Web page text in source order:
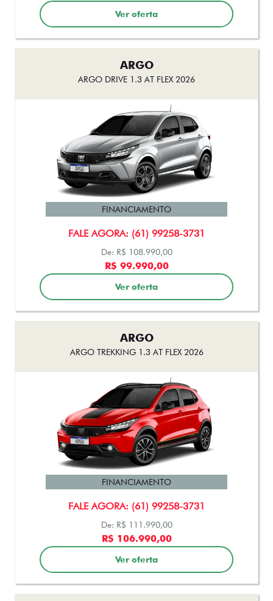
Ver oferta
ARGO
ARGO DRIVE 1.3 AT FLEX 2026
FALE AGORA: (61) 99258-3731
FINANCIAMENTO
De: R$ 108.990,00
R$ 99.990,00
Ver oferta
ARGO
ARGO TREKKING 1.3 AT FLEX 2026
FALE AGORA: (61) 99258-3731
FINANCIAMENTO
De: R$ 111.990,00
R$ 106.990,00
Ver oferta